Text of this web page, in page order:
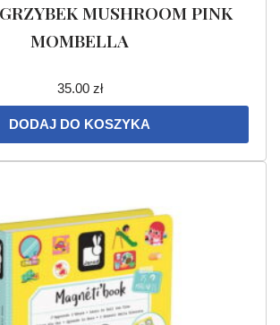
MUSHROOM PINK
MOMBELLA
35.00 zł
DODAJ DO KOSZYKA